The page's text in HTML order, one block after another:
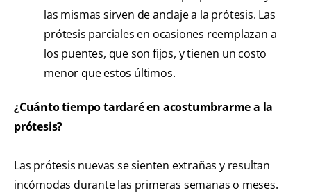
las mismas sirven de anclaje a la prótesis. Las
prótesis parciales en ocasiones reemplazan a
los puentes, que son fijos, y tienen un costo
menor que estos últimos.
¿Cuánto tiempo tardaré en acostumbrarme a la
prótesis?
Las prótesis nuevas se sienten extrañas y resultan
incómodas durante las primeras semanas o meses.